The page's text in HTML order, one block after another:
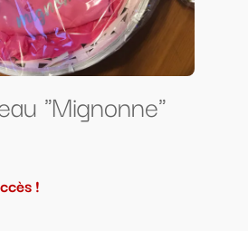
"Mignonne"
!